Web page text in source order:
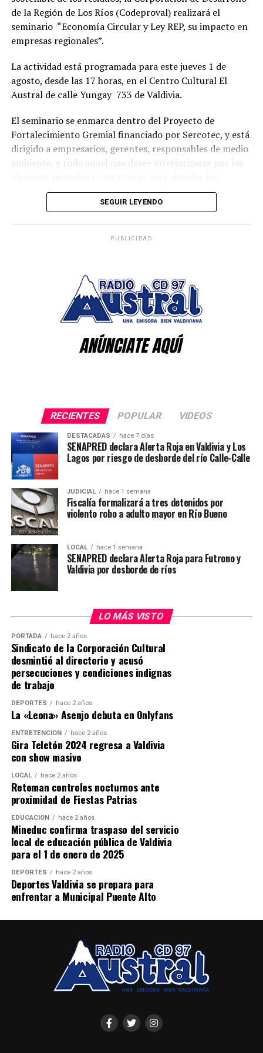
entorno laboral respetuoso y seguro. Sin embargo,
cumplir con la ley no es suficiente para abordar todos
los desafíos relacionados con la salud mental en el
trabajo.
“La Ley Karin proporciona un marco esencial para la
protección de los trabajadores, pero es responsabilidad
de las empresas ir más allá de lo exigido por la ley.
Adoptar un enfoque proactivo y preventivo en la
gestión de la salud mental no solo beneficia a los
trabajadores, sino que también fortalece a las
organizaciones a largo plazo” indica la CEO de Grupo
de la Región de Los Ríos (Codeproval) realizará el
seminario “Economía Circular y Ley REP, su impacto en
empresas regionales”.
La actividad está programada para este jueves 1 de
agosto, desde las 17 horas, en el Centro Cultural El
Austral de calle Yungay 733 de Valdivia.
El seminario se enmarca dentro del Proyecto de
Fortalecimiento Gremial financiado por Sercotec, y está
dirigido a empresarios, gerentes, responsables de medio
ambiente, y todo aquel que desee interiorizarse por los
obligaciones exigidas por la Ley de Responsabilidad
Extendida del Productor (REP).
implementación de sistemas complejos; y especialista
en diseños de Sistema de Reciclaje bajo la Ley REP.
El profesional desarrolló el Sistema de Gestión para el
Reciclaje de la Región de Los Ríos, a través del Gobierno
Regional entre los años 2020 y 2023. Además, desarrolló
el Sistema de gestión para FAMAE y otras
SEGUIR LEYENDO
PUBLICIDAD
RECIENTES POPULAR VIDEOS
DESTACADAS hace 7 días
SENAPRED declara Alerta Roja en Valdivia y Los
Lagos por riesgo de desborde del río Calle-Calle
JUDICIAL hace 1 semana
Fiscalía formalizará a tres detenidos por
violento robo a adulto mayor en Río Bueno
LOCAL hace 1 semana
SENAPRED declara Alerta Roja para Futrono y
Valdivia por desborde de ríos
LO MÁS VISTO
PORTADA hace 2 años
Sindicato de la Corporación Cultural
desmintió al directorio y acusó
persecuciones y condiciones indignas
de trabajo
DEPORTES hace 2 años
La «Leona» Asenjo debuta en Onlyfans
ENTRETENCIÓN hace 2 años
Gira Teletón 2024 regresa a Valdivia
con show masivo
LOCAL hace 2 años
Retoman controles nocturnos ante
proximidad de Fiestas Patrias
EDUCACIÓN hace 2 años
Mineduc confirma traspaso del servicio
local de educación pública de Valdivia
para el 1 de enero de 2025
DEPORTES hace 2 años
Deportes Valdivia se prepara para
enfrentar a Municipal Puente Alto